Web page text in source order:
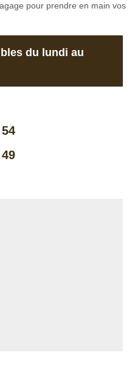
pour prendre en main vos
du lundi au